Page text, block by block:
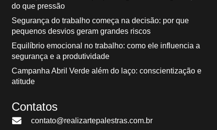
do que pressão
Segurança do trabalho começa na decisão: por que
pequenos desvios geram grandes riscos
Equilíbrio emocional no trabalho: como ele influencia a
segurança e a produtividade
Campanha Abril Verde além do laço: conscientização e
atitude
Contatos
contato@realizartepalestras.com.br